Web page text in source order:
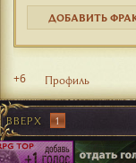
ДОБАВИТЬ
+6 Профиль
ВВЕРХ 1